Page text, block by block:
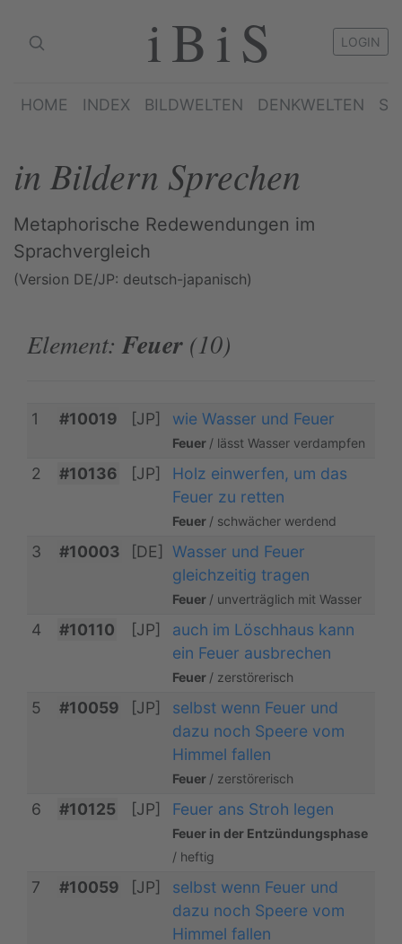
iBiS LOGIN
HOME INDEX BILDWELTEN DENKWELTEN
in Bildern Sprechen
Metaphorische Redewendungen im
Sprachvergleich
(Version DE/JP: deutsch-japanisch)
Element: Feuer (10)
1 #10019 [JP] wie Wasser und Feuer
Feuer / lässt Wasser verdampfen
2 #10136 [JP]
Holz einwerfen, um das
Feuer zu retten
Feuer / schwächer werdend
3 #10003 [DE]
Wasser und Feuer
gleichzeitig tragen
Feuer / unverträglich mit Wasser
4 #10110 [JP]
auch im Löschhaus kann
ein Feuer ausbrechen
Feuer / zerstörerisch
5 #10059 [JP]
selbst wenn Feuer und
dazu noch Speere vom
Himmel fallen
Feuer / zerstörerisch
6 #10125 [JP] Feuer ans Stroh legen
Feuer in der Entzündungsphase
/ heftig
7 #10059 [JP]
selbst wenn Feuer und
dazu noch Speere vom
Himmel fallen